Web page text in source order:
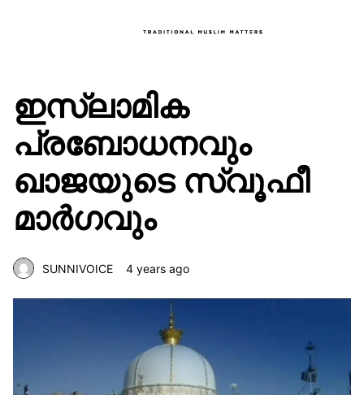
ഇസ്‌ലാമിക
പ്രബോധനവും
ഖാജയുടെ സ്വൂഫീ
മാർഗവും
SUNNIVOICE 4 years ago